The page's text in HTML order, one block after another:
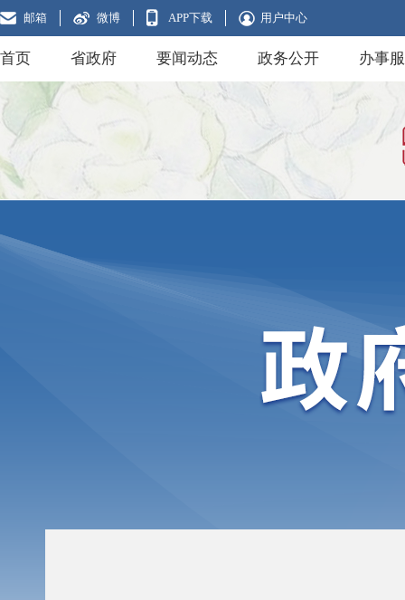
邮箱 微博 APP下载 用户中心
首页 省政府 要闻动态 政务公开 办事